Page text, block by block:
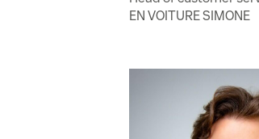
EN VOITURE SIMONE